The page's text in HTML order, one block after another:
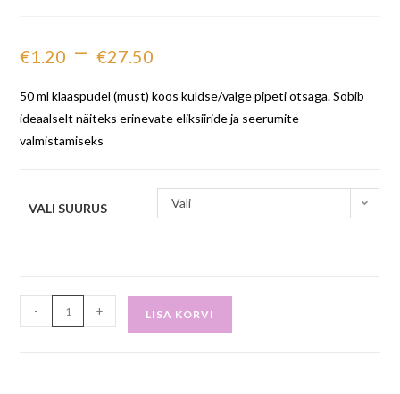
€1.20 – €27.50
50 ml klaaspudel (must) koos kuldse/valge pipeti otsaga. Sobib
ideaalselt näiteks erinevate eliksiiride ja seerumite
valmistamiseks
VALI SUURUS Vali
- + LISA KORVI